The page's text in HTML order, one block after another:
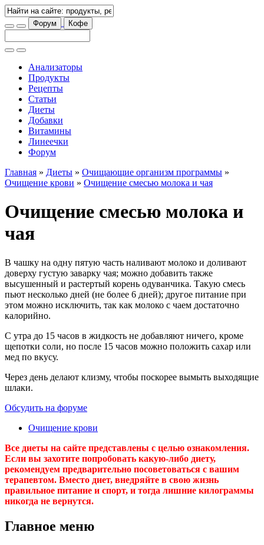
Форум Кофе
Анализаторы
Продукты
Рецепты
Статьи
Диеты
Добавки
Витамины
Линеечки
Форум
Главная » Диеты » Очищающие организм программы »
Очищение крови » Очищение смесью молока и чая
Очищение смесью молока и
чая
В чашку на одну пятую часть наливают молоко и доливают
доверху густую заварку чая; можно добавить также
высушенный и растертый корень одуванчика. Такую смесь
пьют несколько дней (не более 6 дней); другое питание при
этом можно исключить, так как молоко с чаем достаточно
калорийно.
С утра до 15 часов в жидкость не добавляют ничего, кроме
щепотки соли, но после 15 часов можно положить сахар или
мед по вкусу.
Через день делают клизму, чтобы поскорее вымыть выходящие
шлаки.
Обсудить на форуме
Очищение крови
Все диеты на сайте представлены с целью ознакомления.
Если вы захотите попробовать какую-либо диету,
рекомендуем предварительно посоветоваться с вашим
терапевтом. Вместо диет, внедряйте в свою жизнь
правильное питание и спорт, и тогда лишние килограммы
никогда не вернутся.
Главное меню